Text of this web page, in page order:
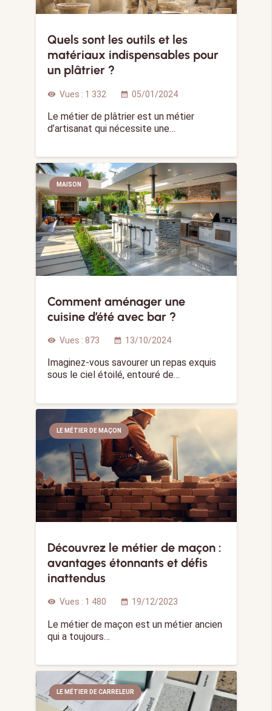
Quels sont les outils et les
matériaux indispensables pour
un plâtrier ?
visibility Vues : 1 332 calendar_month 05/01/2024
Le métier de plâtrier est un métier
d’artisanat qui nécessite une…
MAISON
Comment aménager une
cuisine d’été avec bar ?
visibility Vues : 873 calendar_month 13/10/2024
Imaginez-vous savourer un repas exquis
sous le ciel étoilé, entouré de…
LE MÉTIER DE MAÇON
Découvrez le métier de maçon :
avantages étonnants et défis
inattendus
visibility Vues : 1 480 calendar_month 19/12/2023
Le métier de maçon est un métier ancien
qui a toujours…
LE MÉTIER DE CARRELEUR